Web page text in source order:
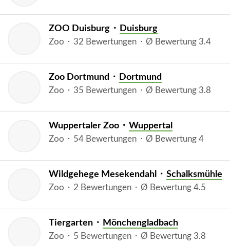
ZOO Duisburg ⬝ Duisburg
Zoo ⬝ 32 Bewertungen ⬝ Ø Bewertung 3.4
Zoo Dortmund ⬝ Dortmund
Zoo ⬝ 35 Bewertungen ⬝ Ø Bewertung 3.8
Wuppertaler Zoo ⬝ Wuppertal
Zoo ⬝ 54 Bewertungen ⬝ Ø Bewertung 4
Wildgehege Mesekendahl ⬝ Schalksmühle
Zoo ⬝ 2 Bewertungen ⬝ Ø Bewertung 4.5
Tiergarten ⬝ Mönchengladbach
Zoo ⬝ 5 Bewertungen ⬝ Ø Bewertung 3.8